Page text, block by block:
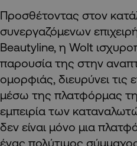
Προσθέτοντας στον
συνεργαζόμενων
Beautyline, η Wolt
παρουσία της στην
ομορφιάς, διευρύνει τις
μέσω της πλατφόρμας
εμπειρία των
δεν είναι μόνο μια
ένας πολύτιμος